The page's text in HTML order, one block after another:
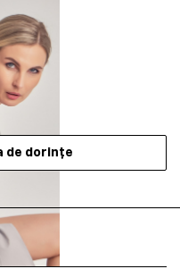
de dorințe